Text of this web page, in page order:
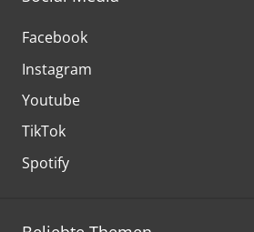
Facebook
Instagram
Youtube
TikTok
Spotify